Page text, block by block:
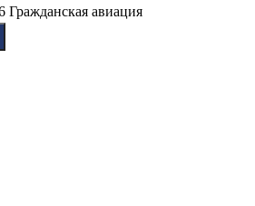
Гражданская авиация